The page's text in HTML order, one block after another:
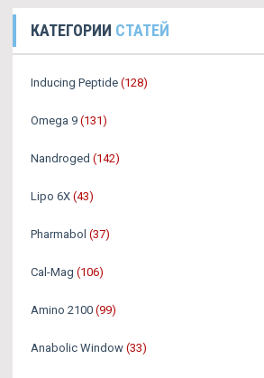
КАТЕГОРИИ СТАТЕЙ
Inducing Peptide (128)
Omega 9 (131)
Nandroged (142)
Lipo 6X (43)
Pharmabol (37)
Cal-Mag (106)
Amino 2100 (99)
Anabolic Window (33)